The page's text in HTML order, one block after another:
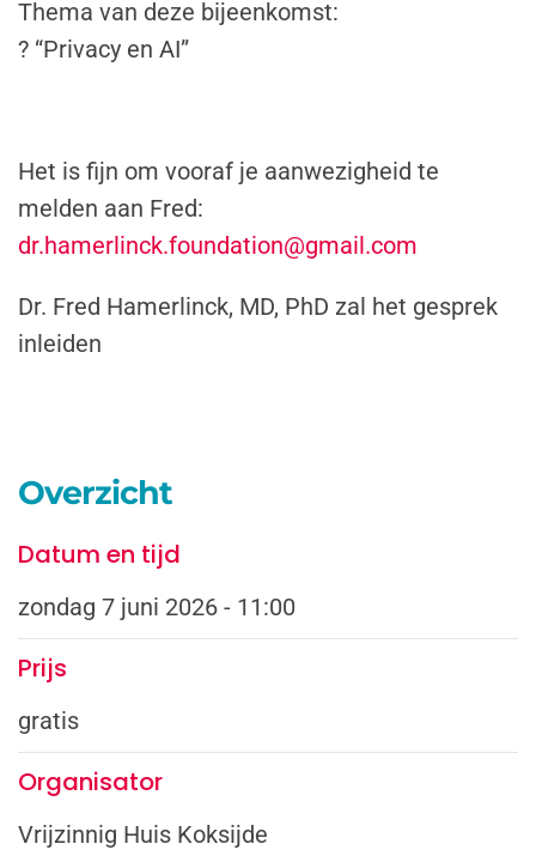
Thema van deze bijeenkomst:
? “Privacy en AI”
Het is fijn om vooraf je aanwezigheid te
melden aan Fred:
dr.hamerlinck.foundation@gmail.com
Dr. Fred Hamerlinck, MD, PhD zal het gesprek
inleiden
Overzicht
Datum en tijd
zondag 7 juni 2026 - 11:00
Prijs
gratis
Organisator
Vrijzinnig Huis Koksijde